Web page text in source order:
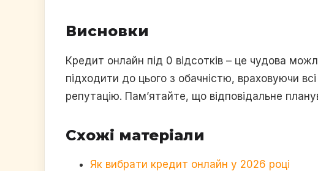
Висновки
Кредит онлайн під 0 відсотків – це чудова
підходити до цього з обачністю, враховуючи
репутацію. Пам’ятайте, що відповідальне
Схожі матеріали
Як вибрати кредит онлайн у 2026 році